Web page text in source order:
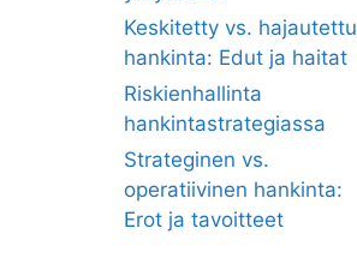
Keskitetty vs. hajautettu
hankinta: Edut ja haitat
Riskienhallinta
hankintastrategiassa
Strateginen vs.
operatiivinen hankinta:
Erot ja tavoitteet